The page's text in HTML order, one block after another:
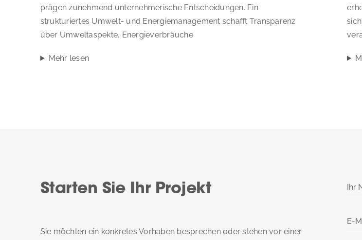
prägen zunehmend unternehmerische Entscheidungen. Ein
strukturiertes Umwelt- und Energiemanagement schafft Transparenz
über Umweltaspekte, Energieverbräuche
Mehr lesen
Starten Sie Ihr Projekt
Sie möchten ein konkretes Vorhaben besprechen oder stehen vor einer